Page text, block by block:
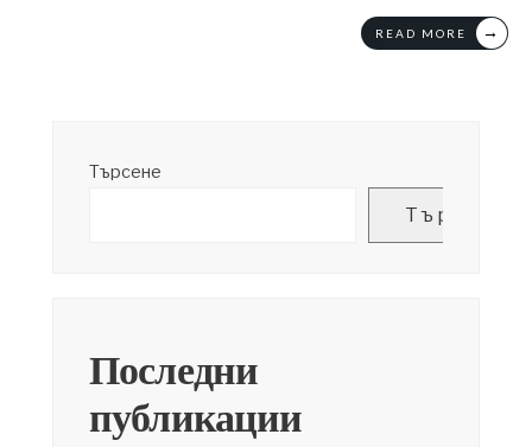
READ MORE →
Търсене
Търсене
Последни
публикации